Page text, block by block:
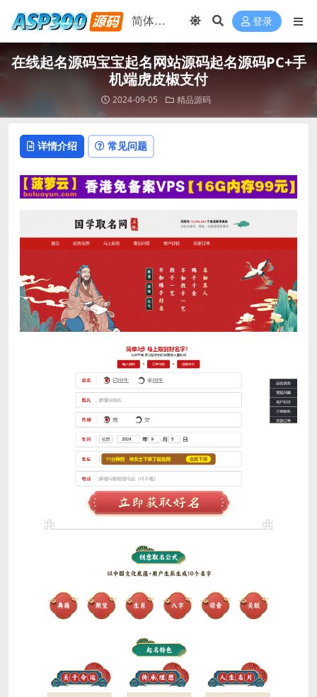
登录
在线起名源码宝宝起名网站源码起名源码PC+手
机端虎皮椒支付
2024-09-05 精品源码
详情介绍 常见问题